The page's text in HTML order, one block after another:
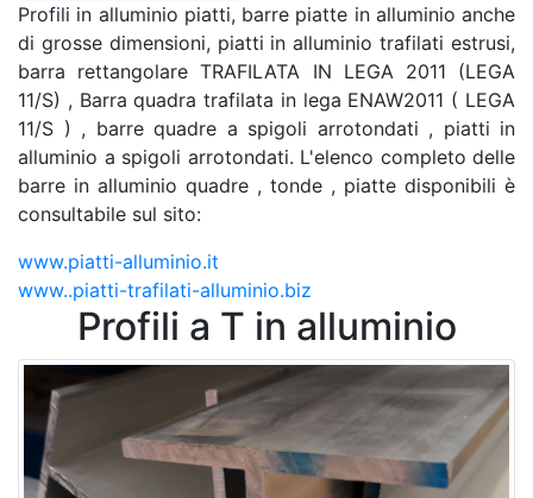
Profili in alluminio piatti, barre piatte in alluminio anche
di grosse dimensioni, piatti in alluminio trafilati estrusi,
barra rettangolare TRAFILATA IN LEGA 2011 (LEGA
11/S) , Barra quadra trafilata in lega ENAW2011 ( LEGA
11/S ) , barre quadre a spigoli arrotondati , piatti in
alluminio a spigoli arrotondati. L'elenco completo delle
barre in alluminio quadre , tonde , piatte disponibili è
consultabile sul sito:
www.piatti-alluminio.it
www..piatti-trafilati-alluminio.biz
Profili a T in alluminio